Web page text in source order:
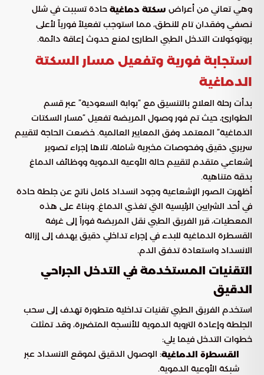
وهي تعاني من أعراض سكتة دماغية حادة تسببت في شلل
نصفي وفقدان تام للنطق، مما استوجب تفعيلاً فورياً لأعلى
بروتوكولات التدخل الطبي الطارئ لمنع حدوث إعاقة دائمة.
استجابة فورية وتفعيل مسار السكتة
الدماغية
بدأت رحلة العلاج بالتنسيق مع “بوابة السعودية” عبر قسم
الطوارئ، حيث تم فور وصول المريضة تفعيل “مسار السكتات
الدماغية” المعتمد وفق المعايير العالمية. خضعت الحاجة لتقييم
سريري دقيق وفحوصات مخبرية شاملة، تلاها إجراء تصوير
إشعاعي متقدم لتقييم حالة الأوعية الدموية ووظائف الدماغ
بدقة متناهية.
أظهرت الصور الإشعاعية وجود انسداد كامل ناتج عن جلطة حادة
في أحد الشرايين الرئيسية التي تغذي الدماغ. وبناءً على هذه
المعطيات، قرر الفريق الطبي نقل المريضة فوراً إلى غرفة
القسطرة الدماغية للبدء في إجراء تداخلي دقيق يهدف إلى إزالة
الانسداد واستعادة تدفق الدم.
التقنيات المستخدمة في التدخل الجراحي
الدقيق
استخدم الفريق الطبي تقنيات تداخلية متطورة تهدف إلى سحب
الجلطة وإعادة التروية الدموية للأنسجة المتضررة، وقد تمثلت
خطوات التدخل فيما يلي:
القسطرة الدماغية: الوصول الدقيق لموقع الانسداد عبر
شبكة الأوعية الدموية.